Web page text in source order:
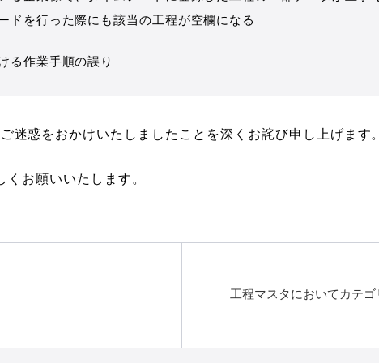
ドを行った際にも該当の工程が空欄になる
る作業手順の誤り
迷惑をおかけいたしましたことを深くお詫び申し上げます。
お願いいたします。
工程マスタにおいてカテ